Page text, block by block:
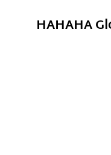
HAHAHA